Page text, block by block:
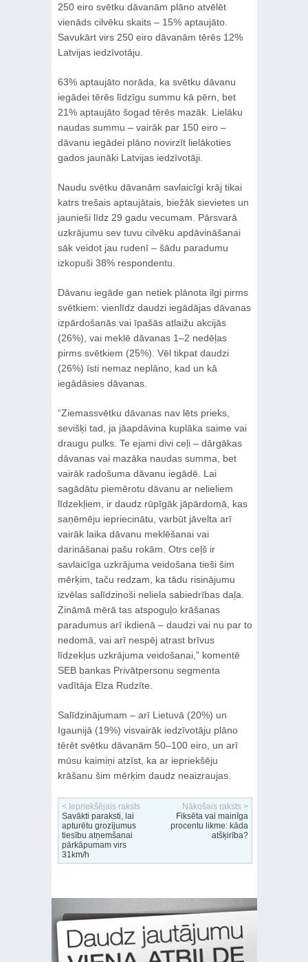
250 eiro svētku dāvanām plāno atvēlēt
vienāds cilvēku skaits – 15% aptaujāto.
Savukārt virs 250 eiro dāvanām tērēs 12%
Latvijas iedzīvotāju.
63% aptaujāto norāda, ka svētku dāvanu
iegādei tērēs līdzīgu summu kā pērn, bet
21% aptaujāto šogad tērēs mazāk. Lielāku
naudas summu – vairāk par 150 eiro –
dāvanu iegādei plāno novirzīt lielākoties
gados jaunāki Latvijas iedzīvotāji.
Naudu svētku dāvanām savlaicīgi krāj tikai
katrs trešais aptaujātais, biežāk sievietes un
jaunieši līdz 29 gadu vecumam. Pārsvarā
uzkrājumu sev tuvu cilvēku apdāvināšanai
sāk veidot jau rudenī – šādu paradumu
izkopuši 38% respondentu.
Dāvanu iegāde gan netiek plānota ilgi pirms
svētkiem: vienlīdz daudzi iegādājas dāvanas
izpārdošanās vai īpašās atlaižu akcijās
(26%), vai meklē dāvanas 1–2 nedēļas
pirms svētkiem (25%). Vēl tikpat daudzi
(26%) īsti nemaz neplāno, kad un kā
iegādāsies dāvanas.
“Ziemassvētku dāvanas nav lēts prieks,
sevišķi tad, ja jāapdāvina kuplāka saime vai
draugu pulks. Te ejami divi ceļi – dārgākas
dāvanas vai mazāka naudas summa, bet
vairāk radošuma dāvanu iegādē. Lai
sagādātu piemērotu dāvanu ar nelieliem
līdzekļiem, ir daudz rūpīgāk jāpārdomā, kas
saņēmēju iepriecinātu, varbūt jāvelta arī
vairāk laika dāvanu meklēšanai vai
darināšanai pašu rokām. Otrs ceļš ir
savlaicīga uzkrājuma veidošana tieši šim
mērķim, taču redzam, ka tādu risinājumu
izvēlas salīdzinoši neliela sabiedrības daļa.
Zināmā mērā tas atspoguļo krāšanas
paradumus arī ikdienā – daudzi vai nu par to
nedomā, vai arī nespēj atrast brīvus
līdzekļus uzkrājuma veidošanai,” komentē
SEB bankas Privātpersonu segmenta
vadītāja Elza Rudzīte.
Salīdzinājumam – arī Lietuvā (20%) un
Igaunijā (19%) visvairāk iedzīvotāju plāno
tērēt svētku dāvanām 50–100 eiro, un arī
mūsu kaimiņi atzīst, ka ar iepriekšēju
krāšanu šim mērķim daudz neaizraujas.
< Iepriekšējais raksts
Savākti paraksti, lai
apturētu grozījumus
tiesību atņemšanai
pārkāpumam virs
31km/h
Nākošais raksts >
Fiksēta vai mainīga
procentu likme: kāda
atšķirība?